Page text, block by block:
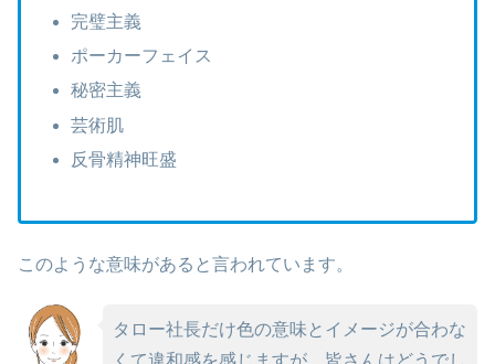
完璧主義
ポーカーフェイス
秘密主義
芸術肌
反骨精神旺盛
このような意味があると言われています。
タロー社長だけ色の意味とイメージが合わな